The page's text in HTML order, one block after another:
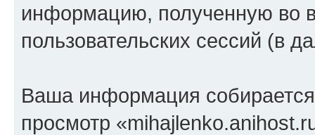
информацию, полученную во
пользовательских сессий (в
Ваша информация
просмотр